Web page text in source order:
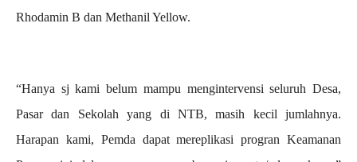
Rhodamin B dan Methanil Yellow.
“Hanya sj kami belum mampu mengintervensi seluruh Desa,
Pasar dan Sekolah yang di NTB, masih kecil jumlahnya.
Harapan kami, Pemda dapat mereplikasi progran Keamanan